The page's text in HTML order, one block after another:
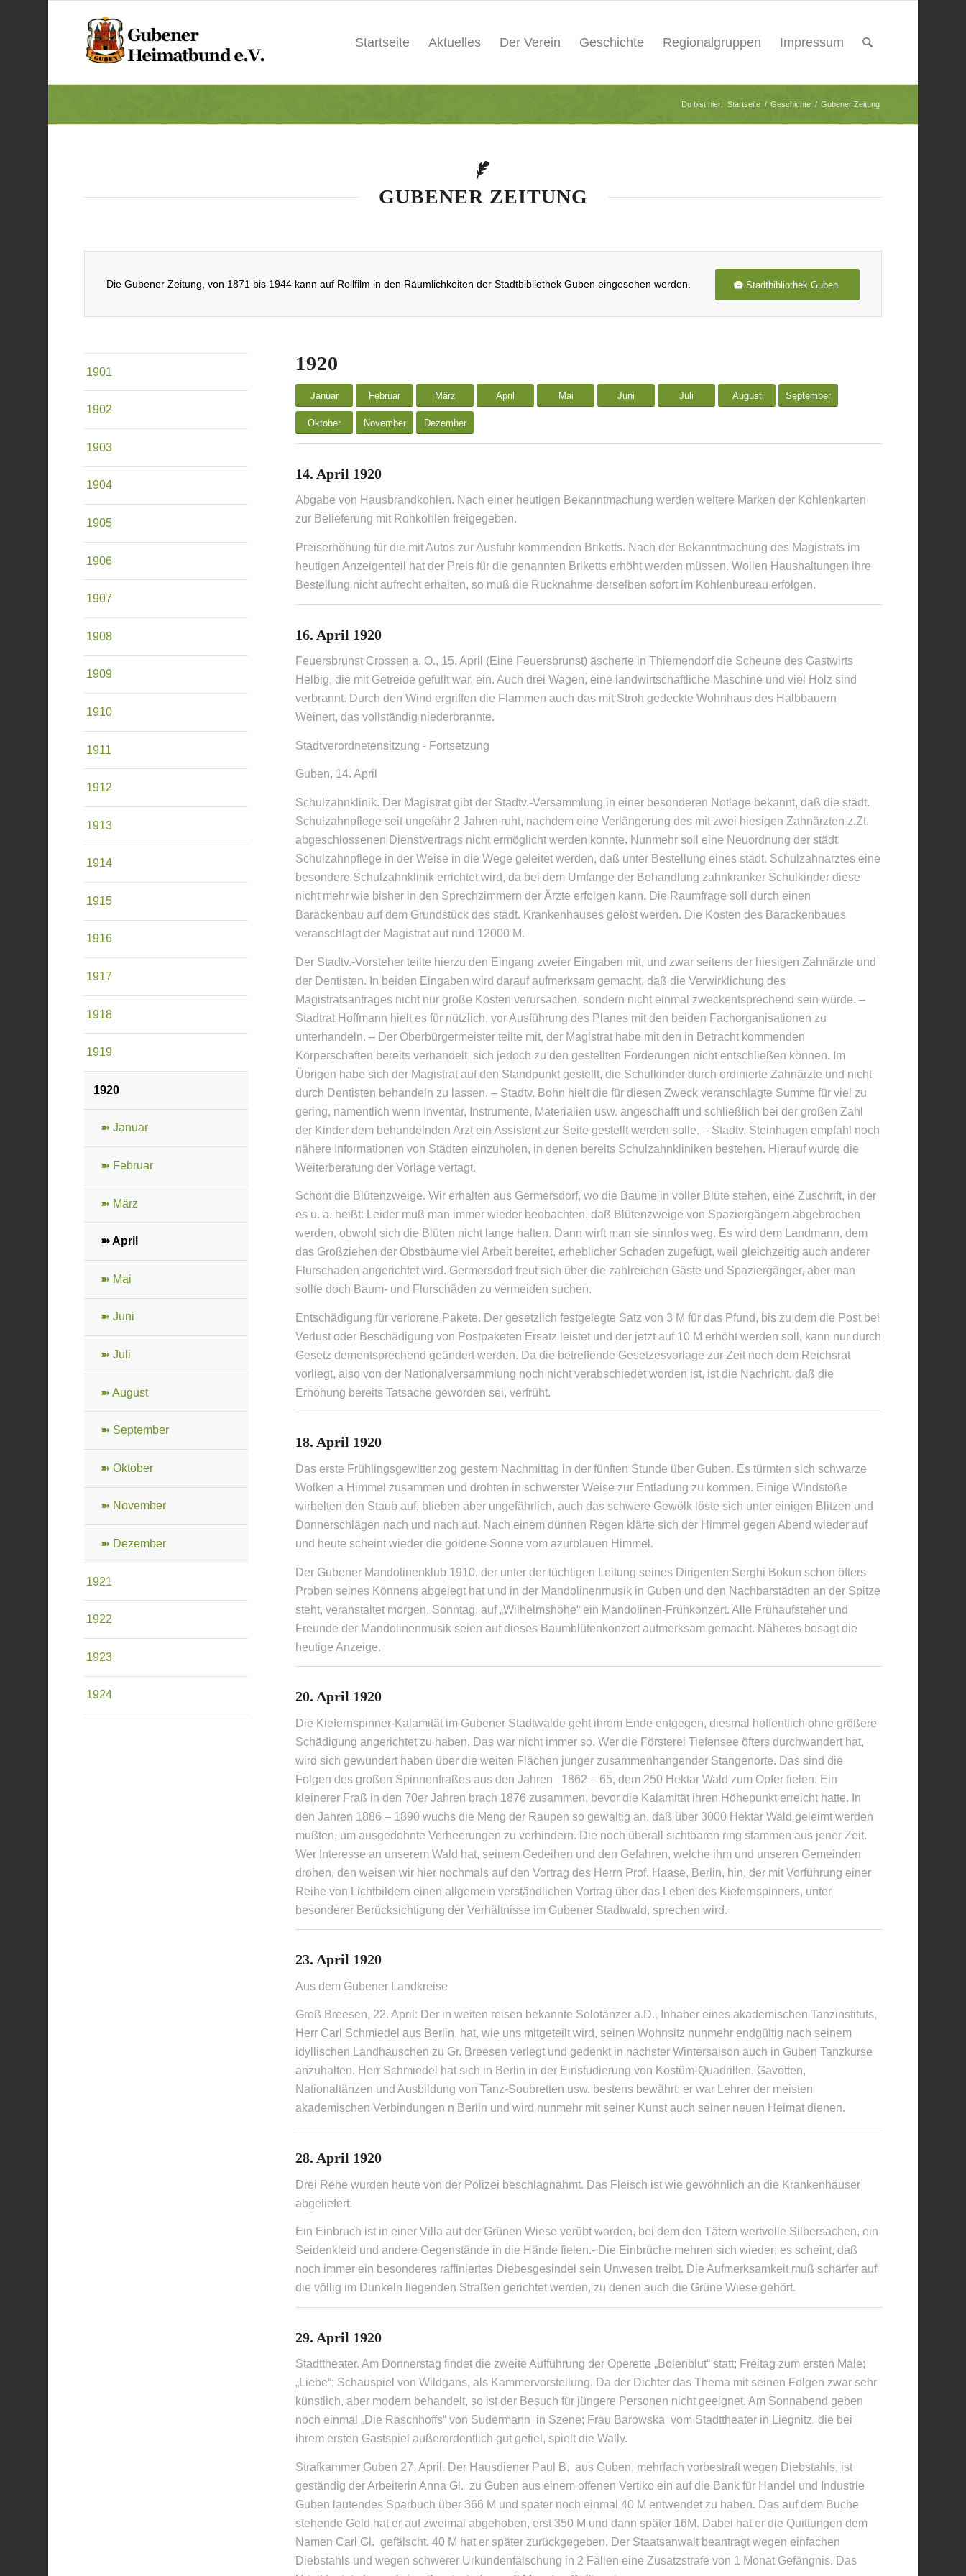
Startseite Aktuelles Der Verein Geschichte Regionalgruppen Impressum
Du bist hier: Startseite / Geschichte / Gubener Zeitung
GUBENER ZEITUNG
Die Gubener Zeitung, von 1871 bis 1944 kann auf Rollfilm in den Räumlichkeiten der Stadtbibliothek Guben eingesehen werden. Stadtbibliothek Guben
1901
1902
1903
1904
1905
1906
1907
1908
1909
1910
1911
1912
1913
1914
1915
1916
1917
1918
1919
1920
➽ Januar
➽ Februar
➽ März
➽ April
➽ Mai
➽ Juni
➽ Juli
➽ August
➽ September
➽ Oktober
➽ November
➽ Dezember
1921
1922
1923
1924
1920
Januar Februar März April Mai Juni Juli August September
Oktober November Dezember
14. April 1920
Abgabe von Hausbrandkohlen. Nach einer heutigen Bekanntmachung werden weitere Marken der Kohlenkarten
zur Belieferung mit Rohkohlen freigegeben.
Preiserhöhung für die mit Autos zur Ausfuhr kommenden Briketts. Nach der Bekanntmachung des Magistrats im
heutigen Anzeigenteil hat der Preis für die genannten Briketts erhöht werden müssen. Wollen Haushaltungen ihre
Bestellung nicht aufrecht erhalten, so muß die Rücknahme derselben sofort im Kohlenbureau erfolgen.
16. April 1920
Feuersbrunst Crossen a. O., 15. April (Eine Feuersbrunst) äscherte in Thiemendorf die Scheune des Gastwirts
Helbig, die mit Getreide gefüllt war, ein. Auch drei Wagen, eine landwirtschaftliche Maschine und viel Holz sind
verbrannt. Durch den Wind ergriffen die Flammen auch das mit Stroh gedeckte Wohnhaus des Halbbauern
Weinert, das vollständig niederbrannte.
Stadtverordnetensitzung - Fortsetzung
Guben, 14. April
Schulzahnklinik. Der Magistrat gibt der Stadtv.-Versammlung in einer besonderen Notlage bekannt, daß die städt.
Schulzahnpflege seit ungefähr 2 Jahren ruht, nachdem eine Verlängerung des mit zwei hiesigen Zahnärzten z.Zt.
abgeschlossenen Dienstvertrags nicht ermöglicht werden konnte. Nunmehr soll eine Neuordnung der städt.
Schulzahnpflege in der Weise in die Wege geleitet werden, daß unter Bestellung eines städt. Schulzahnarztes eine
besondere Schulzahnklinik errichtet wird, da bei dem Umfange der Behandlung zahnkranker Schulkinder diese
nicht mehr wie bisher in den Sprechzimmern der Ärzte erfolgen kann. Die Raumfrage soll durch einen
Barackenbau auf dem Grundstück des städt. Krankenhauses gelöst werden. Die Kosten des Barackenbaues
veranschlagt der Magistrat auf rund 12000 M.
Der Stadtv.-Vorsteher teilte hierzu den Eingang zweier Eingaben mit, und zwar seitens der hiesigen Zahnärzte und
der Dentisten. In beiden Eingaben wird darauf aufmerksam gemacht, daß die Verwirklichung des
Magistratsantrages nicht nur große Kosten verursachen, sondern nicht einmal zweckentsprechend sein würde. –
Stadtrat Hoffmann hielt es für nützlich, vor Ausführung des Planes mit den beiden Fachorganisationen zu
unterhandeln. – Der Oberbürgermeister teilte mit, der Magistrat habe mit den in Betracht kommenden
Körperschaften bereits verhandelt, sich jedoch zu den gestellten Forderungen nicht entschließen können. Im
Übrigen habe sich der Magistrat auf den Standpunkt gestellt, die Schulkinder durch ordinierte Zahnärzte und nicht
durch Dentisten behandeln zu lassen. – Stadtv. Bohn hielt die für diesen Zweck veranschlagte Summe für viel zu
gering, namentlich wenn Inventar, Instrumente, Materialien usw. angeschafft und schließlich bei der großen Zahl
der Kinder dem behandelnden Arzt ein Assistent zur Seite gestellt werden solle. – Stadtv. Steinhagen empfahl noch
nähere Informationen von Städten einzuholen, in denen bereits Schulzahnkliniken bestehen. Hierauf wurde die
Weiterberatung der Vorlage vertagt.
Schont die Blütenzweige. Wir erhalten aus Germersdorf, wo die Bäume in voller Blüte stehen, eine Zuschrift, in der
es u. a. heißt: Leider muß man immer wieder beobachten, daß Blütenzweige von Spaziergängern abgebrochen
werden, obwohl sich die Blüten nicht lange halten. Dann wirft man sie sinnlos weg. Es wird dem Landmann, dem
das Großziehen der Obstbäume viel Arbeit bereitet, erheblicher Schaden zugefügt, weil gleichzeitig auch anderer
Flurschaden angerichtet wird. Germersdorf freut sich über die zahlreichen Gäste und Spaziergänger, aber man
sollte doch Baum- und Flurschäden zu vermeiden suchen.
Entschädigung für verlorene Pakete. Der gesetzlich festgelegte Satz von 3 M für das Pfund, bis zu dem die Post bei
Verlust oder Beschädigung von Postpaketen Ersatz leistet und der jetzt auf 10 M erhöht werden soll, kann nur durch
Gesetz dementsprechend geändert werden. Da die betreffende Gesetzesvorlage zur Zeit noch dem Reichsrat
vorliegt, also von der Nationalversammlung noch nicht verabschiedet worden ist, ist die Nachricht, daß die
Erhöhung bereits Tatsache geworden sei, verfrüht.
18. April 1920
Das erste Frühlingsgewitter zog gestern Nachmittag in der fünften Stunde über Guben. Es türmten sich schwarze
Wolken a Himmel zusammen und drohten in schwerster Weise zur Entladung zu kommen. Einige Windstöße
wirbelten den Staub auf, blieben aber ungefährlich, auch das schwere Gewölk löste sich unter einigen Blitzen und
Donnerschlägen nach und nach auf. Nach einem dünnen Regen klärte sich der Himmel gegen Abend wieder auf
und heute scheint wieder die goldene Sonne vom azurblauen Himmel.
Der Gubener Mandolinenklub 1910, der unter der tüchtigen Leitung seines Dirigenten Serghi Bokun schon öfters
Proben seines Könnens abgelegt hat und in der Mandolinenmusik in Guben und den Nachbarstädten an der Spitze
steht, veranstaltet morgen, Sonntag, auf „Wilhelmshöhe“ ein Mandolinen-Frühkonzert. Alle Frühaufsteher und
Freunde der Mandolinenmusik seien auf dieses Baumblütenkonzert aufmerksam gemacht. Näheres besagt die
heutige Anzeige.
20. April 1920
Die Kiefernspinner-Kalamität im Gubener Stadtwalde geht ihrem Ende entgegen, diesmal hoffentlich ohne größere
Schädigung angerichtet zu haben. Das war nicht immer so. Wer die Försterei Tiefensee öfters durchwandert hat,
wird sich gewundert haben über die weiten Flächen junger zusammenhängender Stangenorte. Das sind die
Folgen des großen Spinnenfraßes aus den Jahren 1862 – 65, dem 250 Hektar Wald zum Opfer fielen. Ein
kleinerer Fraß in den 70er Jahren brach 1876 zusammen, bevor die Kalamität ihren Höhepunkt erreicht hatte. In
den Jahren 1886 – 1890 wuchs die Meng der Raupen so gewaltig an, daß über 3000 Hektar Wald geleimt werden
mußten, um ausgedehnte Verheerungen zu verhindern. Die noch überall sichtbaren ring stammen aus jener Zeit.
Wer Interesse an unserem Wald hat, seinem Gedeihen und den Gefahren, welche ihm und unseren Gemeinden
drohen, den weisen wir hier nochmals auf den Vortrag des Herrn Prof. Haase, Berlin, hin, der mit Vorführung einer
Reihe von Lichtbildern einen allgemein verständlichen Vortrag über das Leben des Kiefernspinners, unter
besonderer Berücksichtigung der Verhältnisse im Gubener Stadtwald, sprechen wird.
23. April 1920
Aus dem Gubener Landkreise
Groß Breesen, 22. April: Der in weiten reisen bekannte Solotänzer a.D., Inhaber eines akademischen Tanzinstituts,
Herr Carl Schmiedel aus Berlin, hat, wie uns mitgeteilt wird, seinen Wohnsitz nunmehr endgültig nach seinem
idyllischen Landhäuschen zu Gr. Breesen verlegt und gedenkt in nächster Wintersaison auch in Guben Tanzkurse
anzuhalten. Herr Schmiedel hat sich in Berlin in der Einstudierung von Kostüm-Quadrillen, Gavotten,
Nationaltänzen und Ausbildung von Tanz-Soubretten usw. bestens bewährt; er war Lehrer der meisten
akademischen Verbindungen n Berlin und wird nunmehr mit seiner Kunst auch seiner neuen Heimat dienen.
28. April 1920
Drei Rehe wurden heute von der Polizei beschlagnahmt. Das Fleisch ist wie gewöhnlich an die Krankenhäuser
abgeliefert.
Ein Einbruch ist in einer Villa auf der Grünen Wiese verübt worden, bei dem den Tätern wertvolle Silbersachen, ein
Seidenkleid und andere Gegenstände in die Hände fielen.- Die Einbrüche mehren sich wieder; es scheint, daß
noch immer ein besonderes raffiniertes Diebesgesindel sein Unwesen treibt. Die Aufmerksamkeit muß schärfer auf
die völlig im Dunkeln liegenden Straßen gerichtet werden, zu denen auch die Grüne Wiese gehört.
29. April 1920
Stadttheater. Am Donnerstag findet die zweite Aufführung der Operette „Bolenblut“ statt; Freitag zum ersten Male;
„Liebe“; Schauspiel von Wildgans, als Kammervorstellung. Da der Dichter das Thema mit seinen Folgen zwar sehr
künstlich, aber modern behandelt, so ist der Besuch für jüngere Personen nicht geeignet. Am Sonnabend geben
noch einmal „Die Raschhoffs“ von Sudermann in Szene; Frau Barowska vom Stadttheater in Liegnitz, die bei
ihrem ersten Gastspiel außerordentlich gut gefiel, spielt die Wally.
Strafkammer Guben 27. April. Der Hausdiener Paul B. aus Guben, mehrfach vorbestraft wegen Diebstahls, ist
geständig der Arbeiterin Anna Gl. zu Guben aus einem offenen Vertiko ein auf die Bank für Handel und Industrie
Guben lautendes Sparbuch über 366 M und später noch einmal 40 M entwendet zu haben. Das auf dem Buche
stehende Geld hat er auf zweimal abgehoben, erst 350 M und dann später 16M. Dabei hat er die Quittungen dem
Namen Carl Gl. gefälscht. 40 M hat er später zurückgegeben. Der Staatsanwalt beantragt wegen einfachen
Diebstahls und wegen schwerer Urkundenfälschung in 2 Fällen eine Zusatzstrafe von 1 Monat Gefängnis. Das